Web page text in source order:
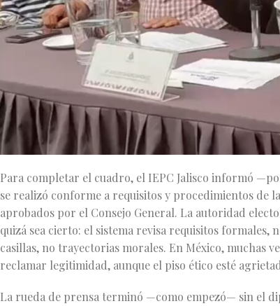
Para completar el cuadro, el IEPC Jalisco informó
se realizó conforme a requisitos y procedimientos de
aprobados por el Consejo General. La autoridad
quizá sea cierto: el sistema revisa requisitos
casillas, no trayectorias morales. En México, muchas
reclamar legitimidad, aunque el piso ético esté
La rueda de prensa terminó —como empezó— sin el